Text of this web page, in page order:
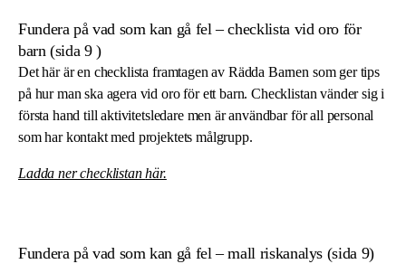
Fundera på vad som kan gå fel – checklista vid oro för
barn (sida 9 )
Det här är en checklista framtagen av Rädda Barnen som ger tips
på hur man ska agera vid oro för ett barn. Checklistan vänder sig i
första hand till aktivitetsledare men är användbar för all personal
som har kontakt med projektets målgrupp.
Ladda ner checklistanhär.
Fundera på vad som kan gå fel – mall riskanalys (sida 9)